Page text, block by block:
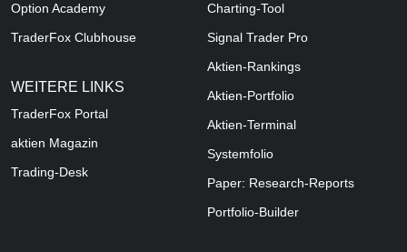
Option Academy
TraderFox Clubhouse
WEITERE LINKS
TraderFox Portal
aktien Magazin
Trading-Desk
Charting-Tool
Signal Trader Pro
Aktien-Rankings
Aktien-Portfolio
Aktien-Terminal
Systemfolio
Paper: Research-Reports
Portfolio-Builder